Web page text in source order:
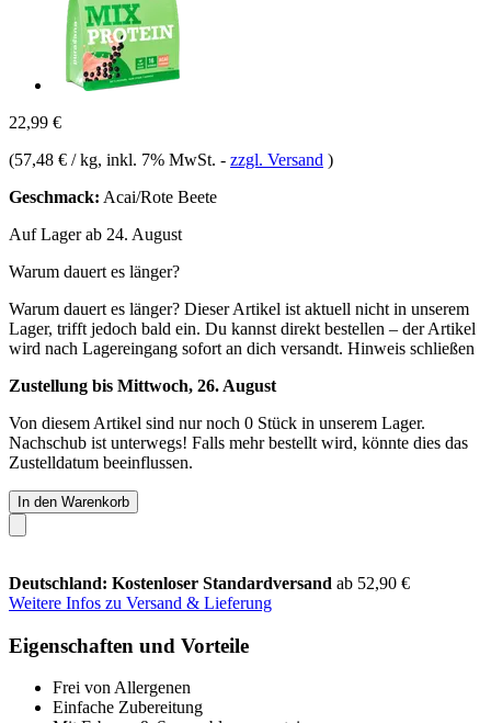
22,99 €
(57,48 € / kg, inkl. 7% MwSt. - zzgl. Versand )
Geschmack: Acai/Rote Beete
Auf Lager ab 24. August
Warum dauert es länger?
Warum dauert es länger? Dieser Artikel ist aktuell nicht in unserem
Lager, trifft jedoch bald ein. Du kannst direkt bestellen – der Artikel
wird nach Lagereingang sofort an dich versandt. Hinweis schließen
Zustellung bis Mittwoch, 26. August
Von diesem Artikel sind nur noch 0 Stück in unserem Lager.
Nachschub ist unterwegs! Falls mehr bestellt wird, könnte dies das
Zustelldatum beeinflussen.
In den Warenkorb
Deutschland: Kostenloser Standardversand ab 52,90 €
Weitere Infos zu Versand & Lieferung
Eigenschaften und Vorteile
Frei von Allergenen
Einfache Zubereitung